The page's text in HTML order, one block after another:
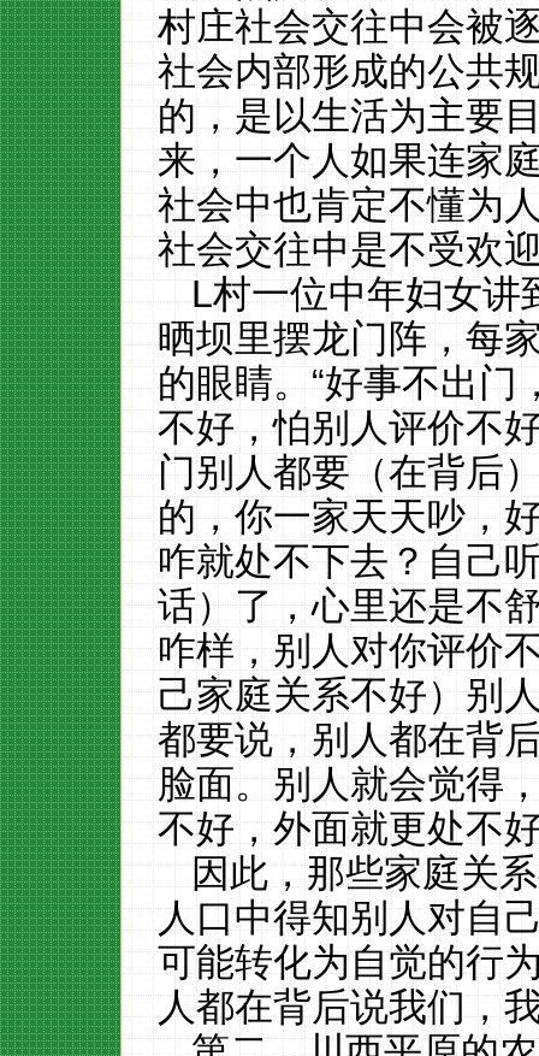
村庄社会交往中会被
社会内部形成的公共
的，是以生活为主要
来，一个人如果连家
社会中也肯定不懂为
社会交往中是不受欢
L村一位中年妇女讲
晒坝里摆龙门阵，每
的眼睛。“好事不出门
不好，怕别人评价不
门别人都要（在背后
的，你一家天天吵，
咋就处不下去？自己
话）了，心里还是不
咋样，别人对你评价
己家庭关系不好）别
都要说，别人都在背
脸面。别人就会觉得
不好，外面就更处不好
因此，那些家庭关
人口中得知别人对自
可能转化为自觉的行
人都在背后说我们，